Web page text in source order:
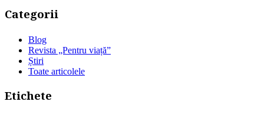
Categorii
Blog
Revista „Pentru viață”
Știri
Toate articolele
Etichete